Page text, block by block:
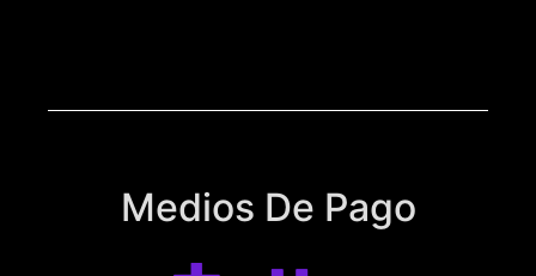
Medios De Pago